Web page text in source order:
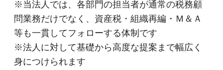
に拠点展開をしており、その規模感を武器に1万
7000社を超えるお客様に質の高いサービスを提供
しています。
■お客様は一般企業、医療法人、公益法人、海外
法人など多種多様。業務の幅も税務顧問から事業
※当法人では、各部門の担当者が通常の税務顧
問業務だけでなく、資産税・組織再編・Ｍ＆Ａ
等も一貫してフォローする体制です
※法人に対して基礎から高度な提案まで幅広く
身につけられます